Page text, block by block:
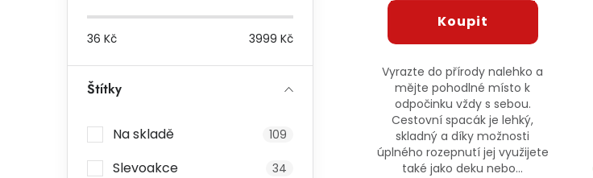
36 Kč 3999 Kč
Štítky
Na skladě 109
Slevoakce 34
Vyrazte do přírody nalehko a
mějte pohodlné místo k
odpočinku vždy s sebou.
Cestovní spacák je lehký,
skladný a díky možnosti
úplného rozepnutí jej využijete
také jako deku nebo...